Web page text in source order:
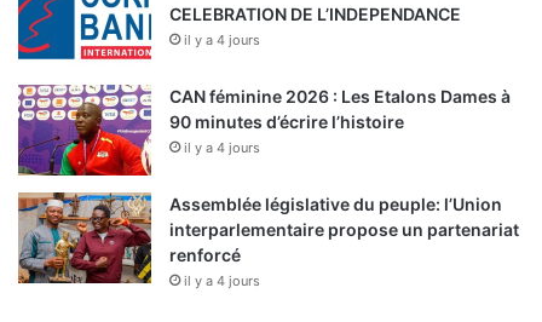
CELEBRATION DE L’INDEPENDANCE
il y a 4 jours
CAN féminine 2026 : Les Etalons Dames à
90 minutes d’écrire l’histoire
il y a 4 jours
Assemblée législative du peuple: l’Union
interparlementaire propose un partenariat
renforcé
il y a 4 jours